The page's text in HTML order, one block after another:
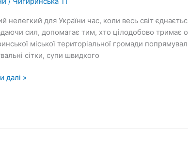
нелегкий для України час, коли весь світ
сил, допомагає тим, хто цілодобово тримає
міської територіальної громади
сітки, супи швидкого
далі »